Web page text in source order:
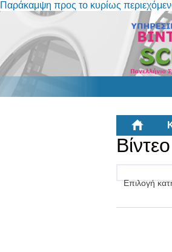
Παράκαμψη προς το κυρίως
Επιλογή